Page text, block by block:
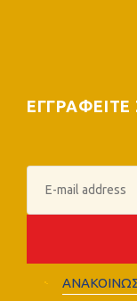
ΕΓΓΡΑΦΕΙΤΕ